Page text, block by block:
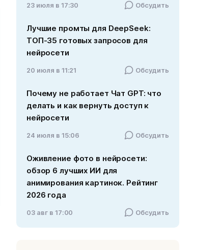
23 июля в 17:30 Обсудить
Лучшие промты для DeepSeek:
ТОП-35 готовых запросов для
нейросети
20 июля в 11:21 Обсудить
Почему не работает Чат GPT: что
делать и как вернуть доступ к
нейросети
24 июля в 15:06 Обсудить
Оживление фото в нейросети:
обзор 6 лучших ИИ для
анимирования картинок. Рейтинг
2026 года
03 авг в 17:00 Обсудить